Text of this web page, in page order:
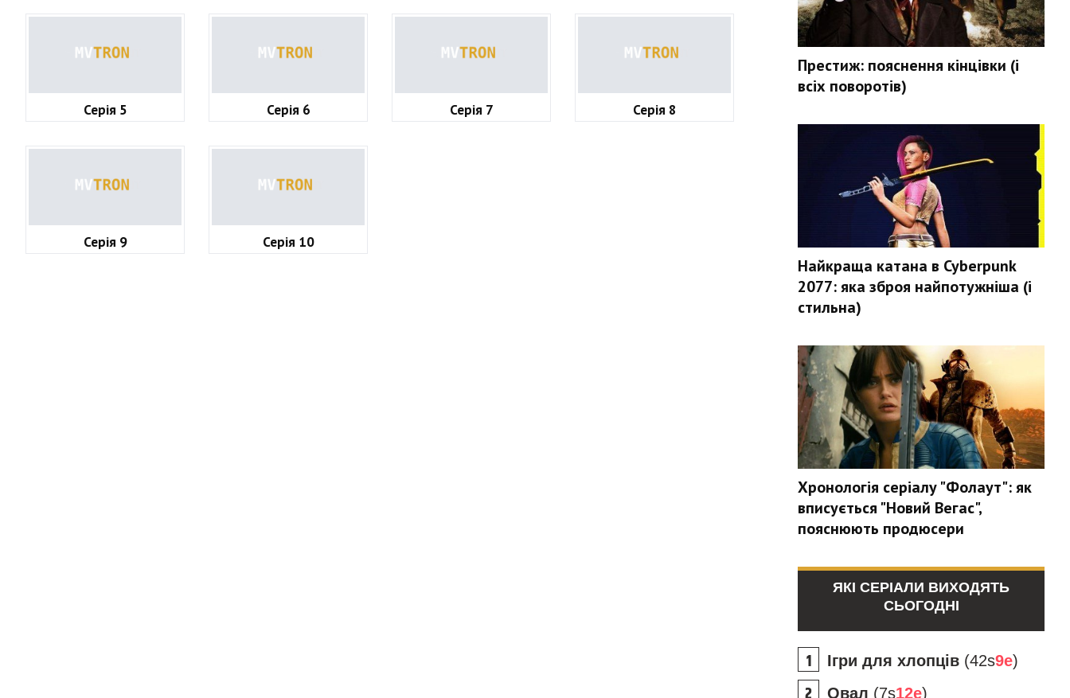
Серія 5 Серія 6 Серія 7 Серія 8
Серія 9 Серія 10
Престиж: пояснення кінцівки (і
всіх поворотів)
Найкраща катана в Cyberpunk
2077: яка зброя найпотужніша (і
стильна)
Хронологія серіалу "Фолаут": як
вписується "Новий Вегас",
пояснюють продюсери
ЯКІ СЕРІАЛИ ВИХОДЯТЬ
СЬОГОДНІ
Ігри для хлопців (42s9e)
Овал (7s12e)